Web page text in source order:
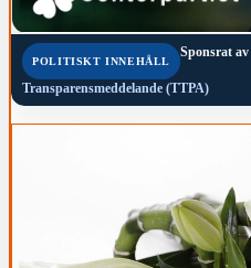
POLITISKT INNEHÅLL
Sponsrat av
Transparensmeddelande (TTPA)